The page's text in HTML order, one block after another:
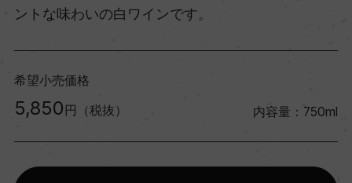
ントな味わいの白ワインです。
希望小売価格
5,850 円（税抜） 内容量：750ml